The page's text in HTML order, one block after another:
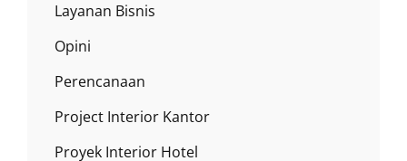
Layanan Bisnis
Opini
Perencanaan
Project Interior Kantor
Proyek Interior Hotel